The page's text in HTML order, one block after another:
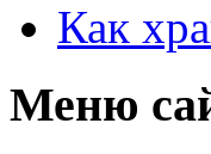
Как
Меню